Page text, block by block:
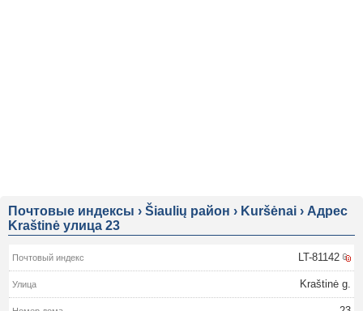
Почтовые индексы › Šiaulių район › Kuršėnai › Адрес
Kraštinė улица 23
LT-81142
Kraštinė g.